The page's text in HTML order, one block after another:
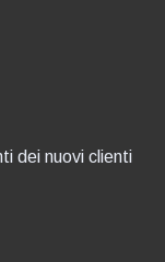
dei nuovi clienti